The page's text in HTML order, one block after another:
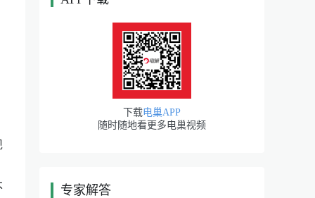
下载电巢APP
随时随地看更多电巢视频
专家解答